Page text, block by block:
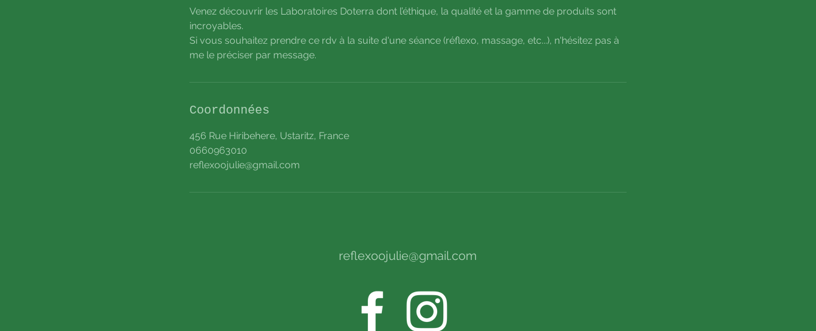
Venez découvrir les Laboratoires Doterra dont l’éthique, la qualité et la gamme de produits sont
incroyables.
Si vous souhaitez prendre ce rdv à la suite d'une séance (réflexo, massage, etc...), n'hésitez pas à
Coordonnées
456 Rue Hiribehere, Ustaritz, France
0660963010
reflexoojulie@gmail.com
reflexoojulie@gmail.com